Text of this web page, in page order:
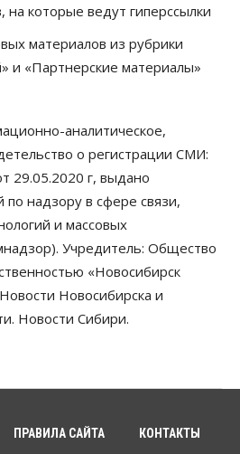
дети: в десяти
области введут
отдела полиции
на которые ведут гиперссылки
материалов из рубрики
и «Партнерские материалы»
аналитическое,
о регистрации СМИ:
29.05.2020 г, выдано
надзору в сфере связи,
и массовых
Учредитель: Общество
«Новосибирск
Новосибирска и
Новости Сибири.
ПРАВИЛА САЙТА КОНТАКТЫ